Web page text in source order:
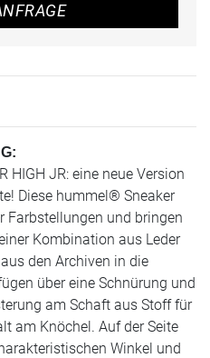
HIGH JR: eine neue Version
Diese hummel® Sneaker
Farbstellungen und bringen
Kombination aus Leder
den Archiven in die
über eine Schnürung und
am Schaft aus Stoff für
am Knöchel. Auf der Seite
Winkel und